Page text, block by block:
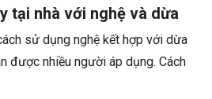
tại nhà với nghệ và dừa
sử dụng nghệ kết hợp với dừa
được nhiều người áp dụng. Cách